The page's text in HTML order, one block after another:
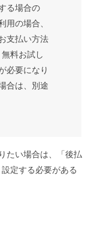
る場合の
の場合、
支払い方法
料お試し
必要になり
合は、別途
たい場合は、「後払
定する必要がある